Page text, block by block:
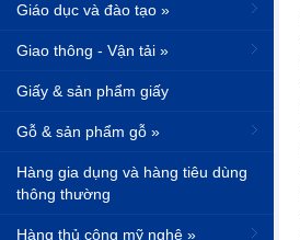
Giáo dục và đào tạo »
Giao thông - Vận tải »
Giấy & sản phẩm giấy
Gỗ & sản phẩm gỗ »
Hàng gia dụng và hàng tiêu dùng
thông thường
Hàng thủ công mỹ nghệ »